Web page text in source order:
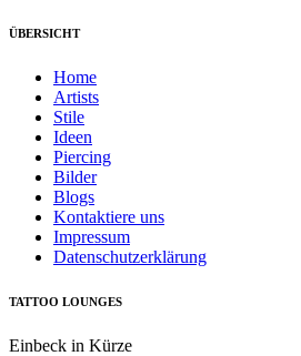
ÜBERSICHT
Home
Artists
Stile
Ideen
Piercing
Bilder
Blogs
Kontaktiere uns
Impressum
Datenschutzerklärung
TATTOO LOUNGES
Einbeck in Kürze